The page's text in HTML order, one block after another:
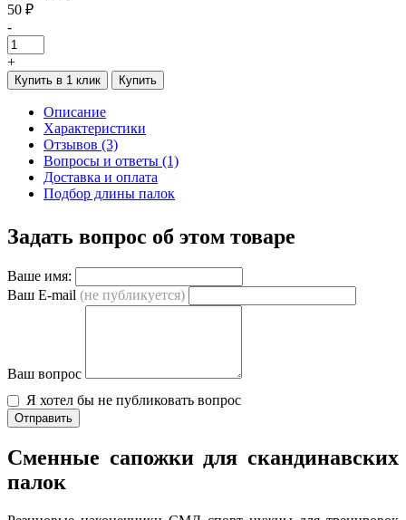
50 ₽
-
+
Купить в 1 клик Купить
Описание
Характеристики
Отзывов (3)
Вопросы и ответы (1)
Доставка и оплата
Подбор длины палок
Задать вопрос об этом товаре
Ваше имя:
Ваш E-mail (не публикуется)
Ваш вопрос
Я хотел бы не публиковать вопрос
Отправить
Сменные сапожки для скандинавских
палок